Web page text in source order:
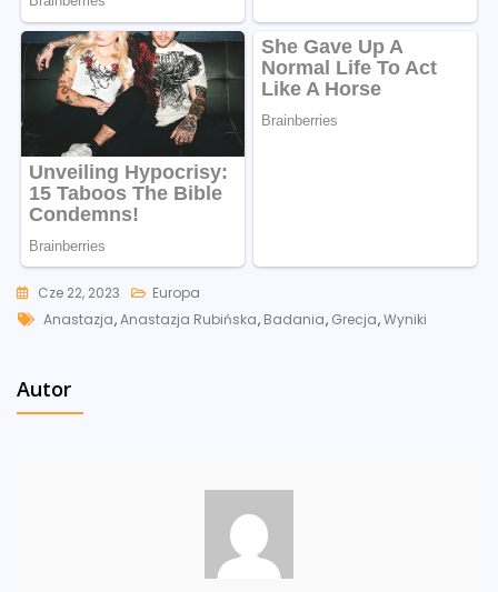
Cze 22, 2023
Europa
Tags
Anastazja,Anastazja Rubińska, Badania, Grecja,Wyniki
Autor